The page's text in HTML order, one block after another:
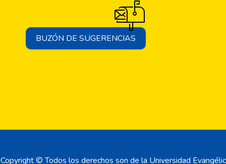
BUZÓN DE SUGERENCIAS
Copyright © Todos los derechos son de la Universidad